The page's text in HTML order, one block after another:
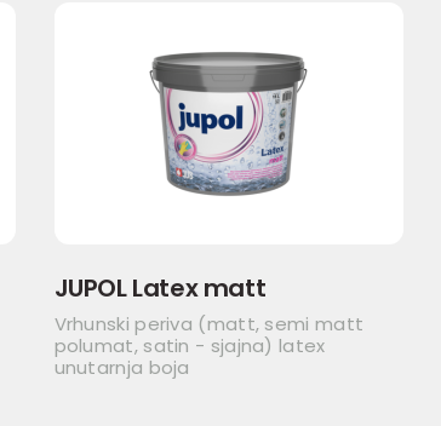
JUPOL Latex matt
Vrhunski periva (matt, semi matt
polumat, satin - sjajna) latex
unutarnja boja